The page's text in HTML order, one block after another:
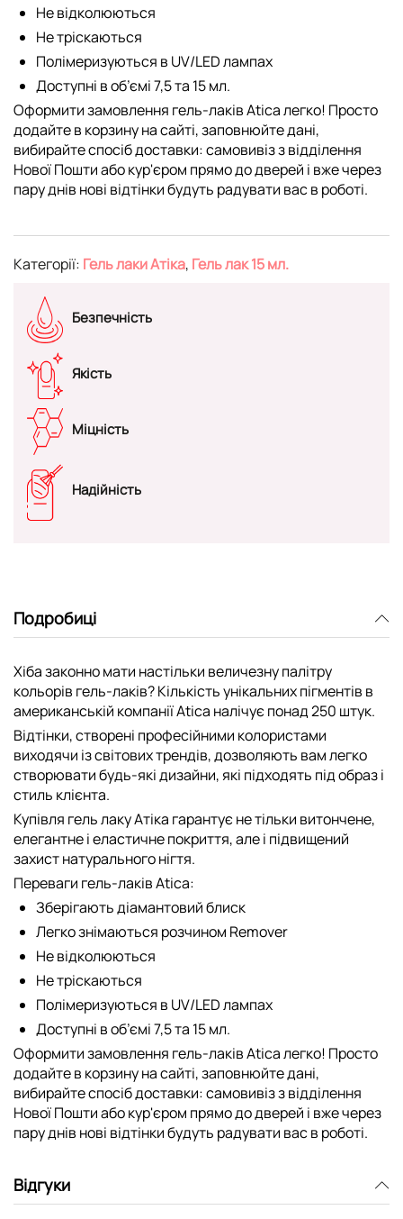
Не відколюються
Не тріскаються
Полімеризуються в UV/LED лампах
Доступні в об’ємі 7,5 та 15 мл.
Оформити замовлення гель-лаків Atica легко! Просто
додайте в корзину на сайті, заповнюйте дані,
вибирайте спосіб доставки: самовивіз з відділення
Нової Пошти або кур'єром прямо до дверей і вже через
пару днів нові відтінки будуть радувати вас в роботі.
Категорії: Гель лаки Атіка, Гель лак 15 мл.
Безпечність
Якість
Міцність
Надійність
Подробиці
Хіба законно мати настільки величезну палітру
кольорів гель-лаків? Кількість унікальних пігментів в
американській компанії Atica налічує понад 250 штук.
Відтінки, створені професійними колористами
виходячи із світових трендів, дозволяють вам легко
створювати будь-які дизайни, які підходять під образ і
стиль клієнта.
Купівля гель лаку Атіка гарантує не тільки витончене,
елегантне і еластичне покриття, але і підвищений
захист натурального нігтя.
Переваги гель-лаків Atica:
Зберігають діамантовий блиск
Легко знімаються розчином Remover
Не відколюються
Не тріскаються
Полімеризуються в UV/LED лампах
Доступні в об’ємі 7,5 та 15 мл.
Оформити замовлення гель-лаків Atica легко! Просто
додайте в корзину на сайті, заповнюйте дані,
вибирайте спосіб доставки: самовивіз з відділення
Нової Пошти або кур'єром прямо до дверей і вже через
пару днів нові відтінки будуть радувати вас в роботі.
Відгуки